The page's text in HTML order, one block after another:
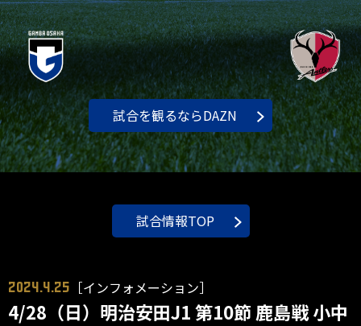
試合を観るならDAZN
試合情報TOP
2024.4.25 ［インフォメーション］
4/28（日）明治安田J1 第10節 鹿島戦 小中